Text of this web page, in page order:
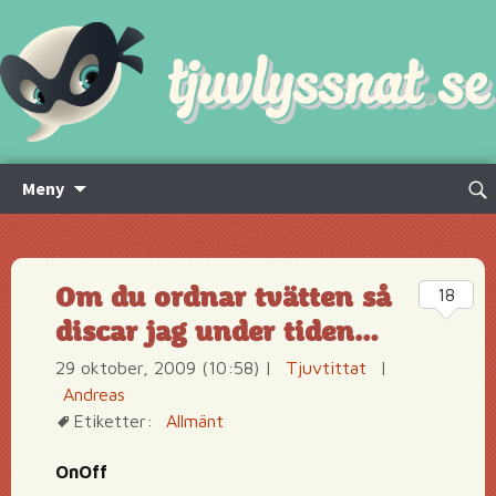
Meny
innehåll
Sök
Om du ordnar tvätten så
discar jag under tiden…
29 oktober, 2009 (10:58) | Tjuvtittat
|
Andreas
Etiketter:
Allmänt
OnOff
18